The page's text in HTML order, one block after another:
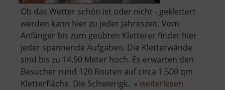
Ob das Wetter schön ist oder nicht - geklettert
werden kann hier zu jeder Jahreszeit. Vom
Anfänger bis zum geübten Kletterer findet hier
jeder spannende Aufgaben. Die Kletterwände
sind bis zu 14.50 Meter hoch. Es erwarten den
Besucher rund 120 Routen auf circa 1.500 qm
Kletterfläche. Die Schwierigk.. » weiterlesen